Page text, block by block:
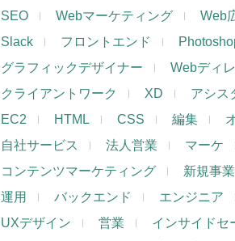
SEO
Webマーケティング Web
Slack
フロントエンド
グラフィックデザイナー
Webディ
クライアントワーク
XD アシス
EC2
HTML CSS 編集
自社サービス
法人営業 マーケ
コンテンツマーケティング
新規事業
運用
バックエンド エンジニア
UXデザイン
営業 インサイドセ